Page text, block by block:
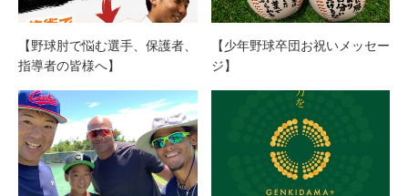
【野球肘で悩む選手、保護者、
指導者の皆様へ】
【少年野球卒団お祝いメッセー
ジ】